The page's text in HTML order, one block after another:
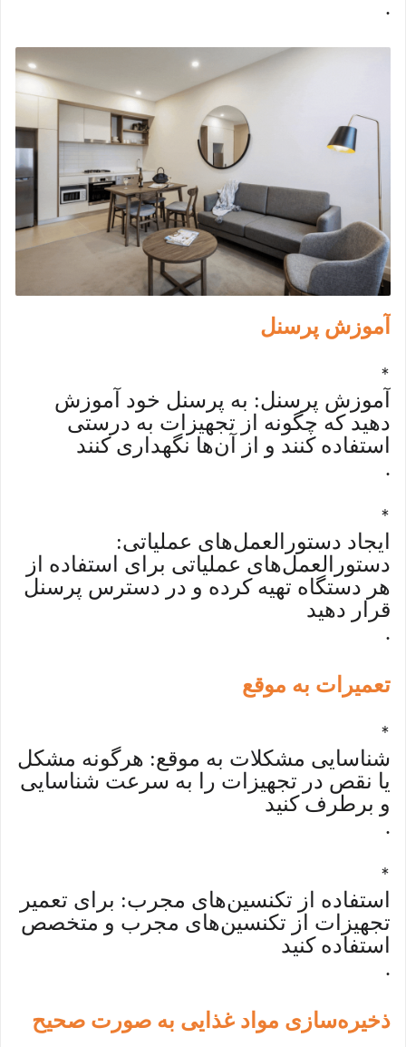
.
آموزش پرسنل
*
آموزش پرسنل: به پرسنل خود آموزش
دهید که چگونه از تجهیزات به درستی
استفاده کنند و از آن‌ها نگهداری کنند
.
*
ایجاد دستورالعمل‌های عملیاتی:
دستورالعمل‌های عملیاتی برای استفاده از
هر دستگاه تهیه کرده و در دسترس پرسنل
قرار دهید
.
تعمیرات به موقع
*
شناسایی مشکلات به موقع: هرگونه مشکل
یا نقص در تجهیزات را به سرعت شناسایی
و برطرف کنید
.
*
استفاده از تکنسین‌های مجرب: برای تعمیر
تجهیزات از تکنسین‌های مجرب و متخصص
استفاده کنید
.
ذخیره‌سازی مواد غذایی به صورت صحیح